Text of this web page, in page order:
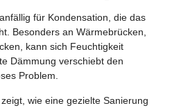
für Kondensation, die das
Besonders an Wärmebrücken,
kann sich Feuchtigkeit
Dämmung verschiebt den
Problem.
wie eine gezielte Sanierung